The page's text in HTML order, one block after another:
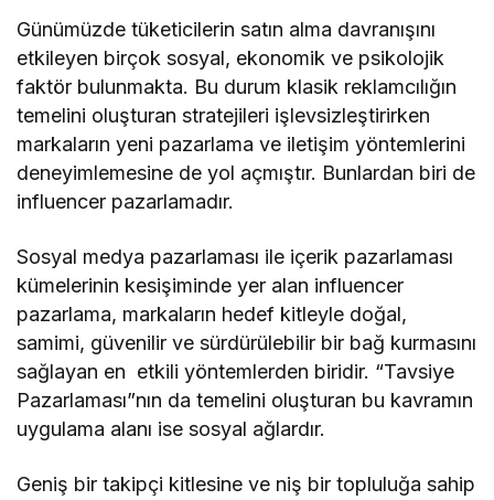
Günümüzde tüketicilerin satın alma davranışını
etkileyen birçok sosyal, ekonomik ve psikolojik
faktör bulunmakta. Bu durum klasik reklamcılığın
temelini oluşturan stratejileri işlevsizleştirirken
markaların yeni pazarlama ve iletişim yöntemlerini
deneyimlemesine de yol açmıştır. Bunlardan biri de
influencer pazarlamadır.
Sosyal medya pazarlaması ile içerik pazarlaması
kümelerinin kesişiminde yer alan influencer
pazarlama, markaların hedef kitleyle doğal,
samimi, güvenilir ve sürdürülebilir bir bağ kurmasını
sağlayan en etkili yöntemlerden biridir. “Tavsiye
Pazarlaması”nın da temelini oluşturan bu kavramın
uygulama alanı ise sosyal ağlardır.
Geniş bir takipçi kitlesine ve niş bir topluluğa sahip